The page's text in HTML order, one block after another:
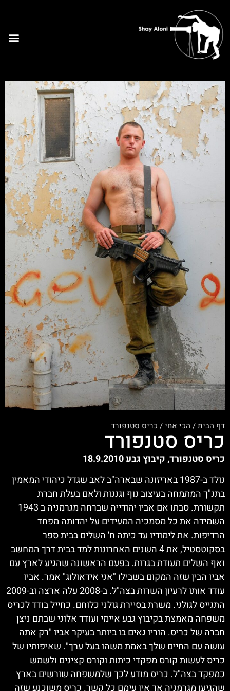
דף הבית/ הכי אחי/ כריס סטנפורד
כריס סטנפורד
כריס סטנפורד, קיבוץ גבע 18.9.2010
נולד ב-1987 באריזונה שבארה"ב לאב שגדל כיהודי המאמין
בתנ"ך המתמחה בעיצוב נוף וגננות ולאם בעלת חברת
תקשורת. סבתו אם אביו יהודייה שברחה מגרמניה ב 1943
השמידה את כל מסמכיה המעידים על יהדותה מפחד
הרדיפות. את לימודיו עד כיתה ח' השלים בבית ספר
בסקוטסטיל, את 4 השנים האחרונות למד בבית דרך המחשב
ואף השלים תעודת בגרות. בפעם הראשונה שהגיע לארץ עם
אביו הבין שזה המקום בשבילו "אני אידאולוג" אמר. אביו
עודד אותו לרעיון השרות בצה"ל. ב-2008 עלה ארצה וב-2009
התגייס לגולני. משרת בסיירת גולני כלוחם. כחייל בודד לכריס
משפחה מאמצת בקיבוץ גבע איימי ועודד אלוני שבתם ניצן
חברה של כריס. הוריו גאים בו ביותר בעיקר אביו "רק אתה
עושה עם החיים שלך באמת משהו בעל ערך". שאיפותיו של
כריס לעשות קורס מפקדי כיתות וקורס קצינים ולשמש
כמפקד בצה"ל. כריס מודע לכך שלמשפחה שורשים בארץ